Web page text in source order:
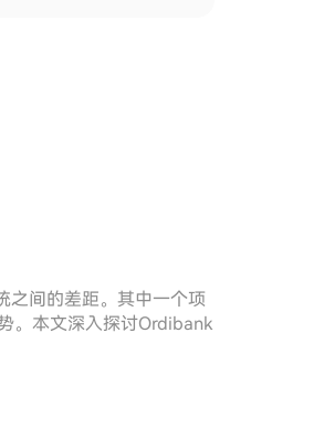
之间的差距。其中一个项
。本文深入探讨Ordibank